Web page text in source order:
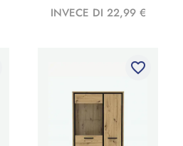
INVECE DI 22,99 €
favorite_border